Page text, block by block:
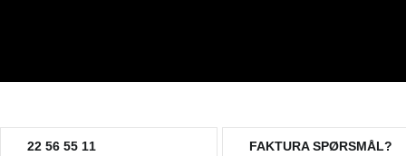
22 56 55 11
FAKTURA SPØRSMÅL?